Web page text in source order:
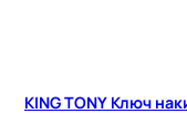
KING TONY Ключ